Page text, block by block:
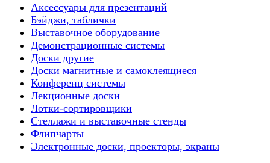
Аксессуары для презентаций
Бэйджи, таблички
Выставочное оборудование
Демонстрационные системы
Доски другие
Доски магнитные и самоклеящиеся
Конференц системы
Лекционные доски
Лотки-сортировщики
Стеллажи и выставочные стенды
Флипчарты
Электронные доски, проекторы, экраны